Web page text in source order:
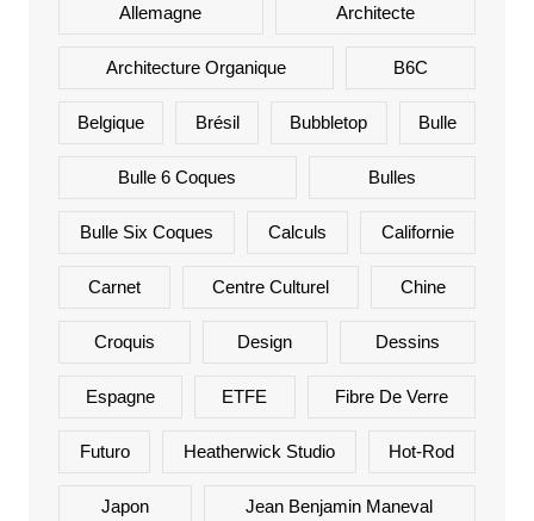
Allemagne Architecte
Architecture Organique B6C
Belgique Brésil Bubbletop Bulle
Bulle 6 Coques Bulles
Bulle Six Coques Calculs Californie
Carnet Centre Culturel Chine
Croquis Design Dessins
Espagne ETFE Fibre De Verre
Futuro Heatherwick Studio Hot-Rod
Japon Jean Benjamin Maneval